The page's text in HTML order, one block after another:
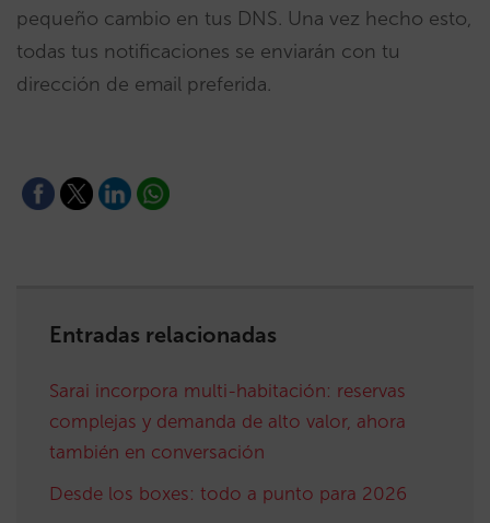
pequeño cambio en tus DNS. Una vez hecho esto,
todas tus notificaciones se enviarán con tu
dirección de email preferida.
Entradas relacionadas
Sarai incorpora multi-habitación: reservas
complejas y demanda de alto valor, ahora
también en conversación
Desde los boxes: todo a punto para 2026